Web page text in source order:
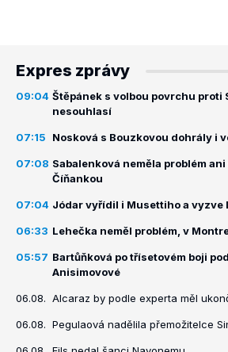
Expres zprávy
09:04 Štěpánek s volbou povrchu proti
nesouhlasí
07:15 Nosková s Bouzkovou dohrály i
07:08 Sabalenková neměla problém
Číňankou
07:04 Jódar vyřídil i Musettiho a vyzve
06:33 Lehečka neměl problém, v
05:57 Bartůňková po třísetovém boji
Anisimovové
06.08. Alcaraz by podle experta měl
06.08. Pegulaová nadělila přemožitelce